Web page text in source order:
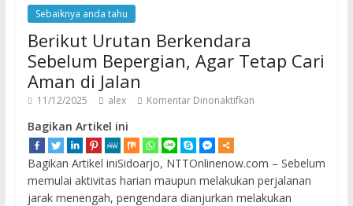
Sebaiknya anda tahu
Berikut Urutan Berkendara
Sebelum Bepergian, Agar Tetap Cari
Aman di Jalan
11/12/2025 alex Komentar Dinonaktifkan
Bagikan Artikel ini
Bagikan Artikel iniSidoarjo, NTTOnlinenow.com – Sebelum
memulai aktivitas harian maupun melakukan perjalanan
jarak menengah, pengendara dianjurkan melakukan